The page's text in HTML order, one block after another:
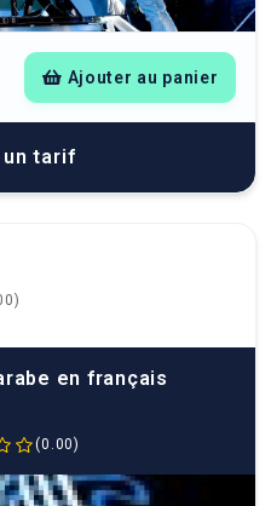
Ajouter au panier
un tarif
en français
(0.00)